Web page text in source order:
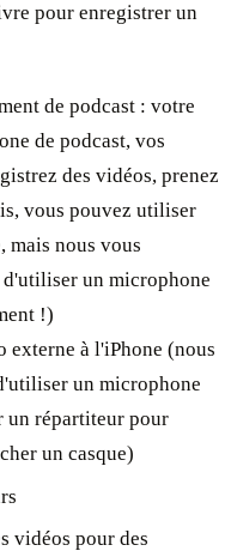
pour enregistrer un
de podcast : votre
de podcast, vos
des vidéos, prenez
vous pouvez utiliser
mais nous vous
un microphone
!)
externe à l'iPhone (nous
un microphone
répartiteur pour
un casque)
vidéos pour des